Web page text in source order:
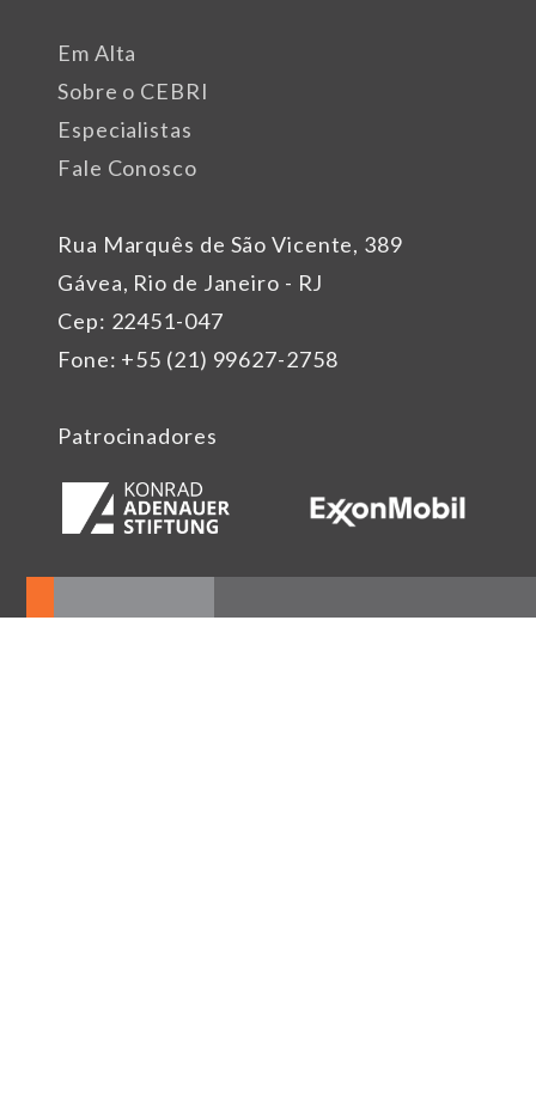
Rua Marquês de São Vicente, 389
Gávea, Rio de Janeiro - RJ
Cep: 22451-047
Fone: +55 (21) 99627-2758
Em Alta
Sobre o CEBRI
Especialistas
Fale Conosco
Patrocinadores